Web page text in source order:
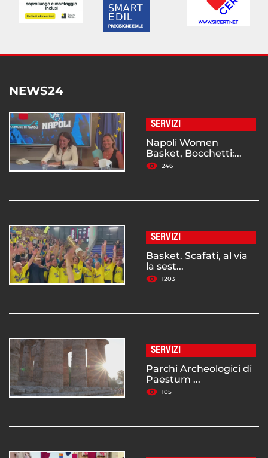
NEWS24
SERVIZI
Napoli Women
Basket, Bocchetti:...
246
SERVIZI
Basket. Scafati, al via
la sest...
1203
SERVIZI
Parchi Archeologici di
Paestum ...
105